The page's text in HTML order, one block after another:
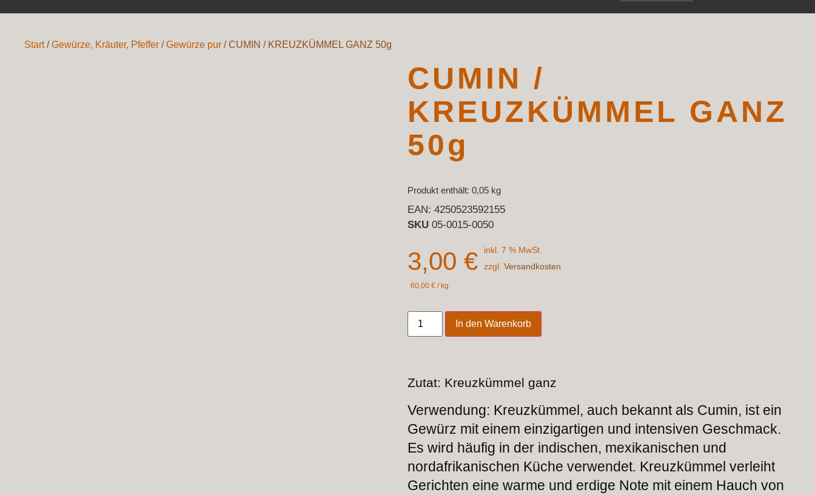
Start/Gewürze, Kräuter, Pfeffer /Gewürze pur / CUMIN / KREUZKÜMMEL GANZ 50g
CUMIN /
KREUZKÜMMEL GANZ
50g
Produkt enthält: 0,05 kg
EAN: 4250523592155
SKU 05-0015-0050
3,00 €
inkl. 7 % MwSt.
zzgl.Versandkosten
60,00 € / kg
In den Warenkorb
Zutat: Kreuzkümmel ganz
Verwendung: Kreuzkümmel, auch bekannt als Cumin, ist ein
Gewürz mit einem einzigartigen und intensiven Geschmack.
Es wird häufig in der indischen, mexikanischen und
nordafrikanischen Küche verwendet. Kreuzkümmel verleiht
Gerichten eine warme und erdige Note mit einem Hauch von